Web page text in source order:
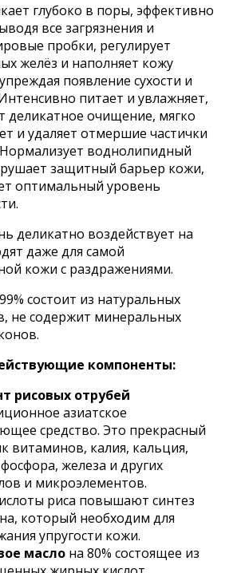
глубоко в поры, эффективно
все загрязнения и
пробки, регулирует
желёз и наполняет кожу
появление сухости и
питает и увлажняет,
деликатное очищение, мягко
и удаляет отмершие частички
воднолипидный
защитный барьер кожи,
оптимальный уровень
деликатно воздействует на
даже для самой
кожи с раздражениями.
состоит из натуральных
не содержит минеральных
компоненты:
рисовых отрубей
азиатское
средство. Это прекрасный
витаминов, калия, кальция,
железа и других
и микроэлементов.
риса повышают синтез
который необходим для
упругости кожи.
масло на 80% состоящее из